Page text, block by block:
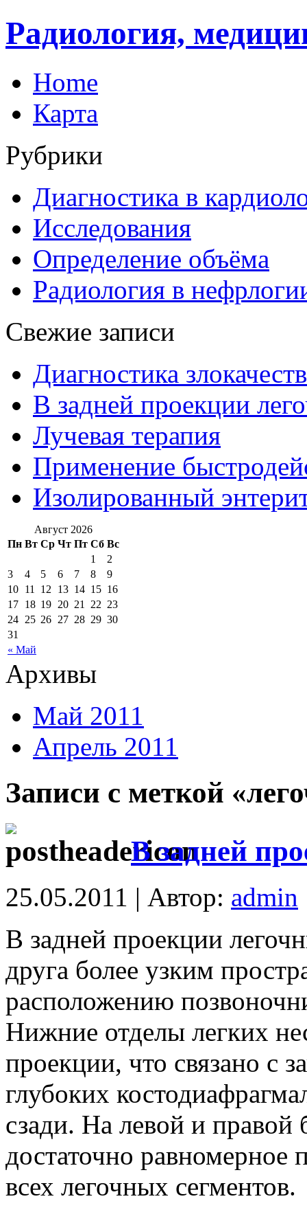
Радиология,
Home
Карта
Рубрики
Диагностика в
Исследования
Определение объёма
Радиология в
Свежие записи
Диагностика
В задней проекции
Лучевая терапия
Применение
Изолированный
Август 2026
Пн Вт Ср Чт Пт Сб Вс
« Май
1
2
3
4 5 6 7 8
9
10 11 12 13 14 15 16
17 18 19 20 21 22 23
24 25 26 27 28 29 30
31
Архивы
Май 2011
Апрель 2011
Записи с меткой
В задней
25.05.2011 | Автор: admin
В задней проекции
друга более узким
расположению
Нижние отделы легких
проекции, что связано с
глубоких
сзади. На левой и
достаточно равномерное
всех легочных сегментов.